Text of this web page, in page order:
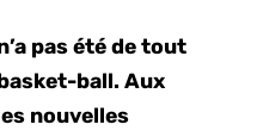
pas été de tout
ball. Aux
nouvelles